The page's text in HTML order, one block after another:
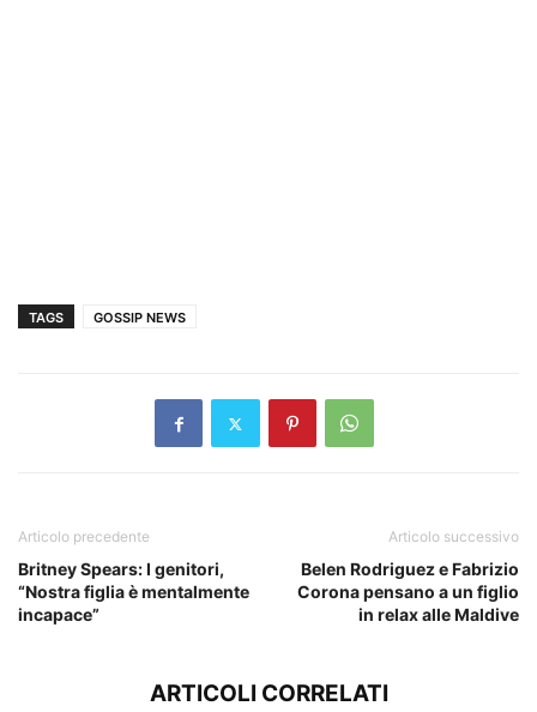
TAGS GOSSIP NEWS
Articolo precedente
Britney Spears: I genitori,
“Nostra figlia è mentalmente
incapace”
Articolo successivo
Belen Rodriguez e Fabrizio
Corona pensano a un figlio
in relax alle Maldive
ARTICOLI CORRELATI